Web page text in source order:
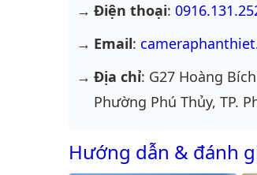
Điện thoại:
Email:
Địa chỉ: G27 Hoàng
Phường Phú Thủy, TP.
Hướng dẫn & đánh